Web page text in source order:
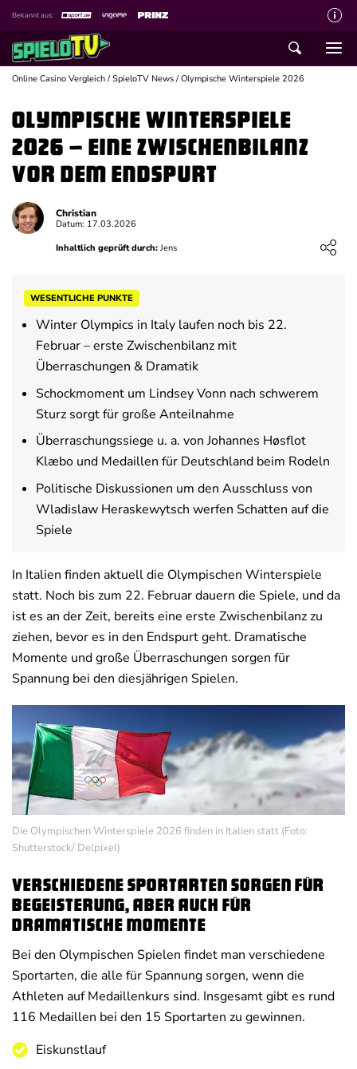
Bekannt aus:
Über spieloTV
Wie wir bewerten
Die SpieloTV Crew
Datenschutzerklärung
Haftungsausschluss für Inhalte
Schreiber gesucht
Kontakt mit spieloTV
Deals
Online Casino Vergleich /SpieloTV News /Olympische Winterspiele 2026
Olympische Winterspiele
2026 – eine Zwischenbilanz
vor dem Endspurt
Christian
Datum: 17.03.2026
Inhaltlich geprüft durch: Jens
WESENTLICHE PUNKTE
Winter Olympics in Italy laufen noch bis 22.
Februar – erste Zwischenbilanz mit
Überraschungen & Dramatik
Schockmoment um Lindsey Vonn nach schwerem
Sturz sorgt für große Anteilnahme
Überraschungssiege u. a. von Johannes Høsflot
Klæbo und Medaillen für Deutschland beim Rodeln
Politische Diskussionen um den Ausschluss von
Wladislaw Heraskewytsch werfen Schatten auf die
Spiele
In Italien finden aktuell die Olympischen Winterspiele
statt. Noch bis zum 22. Februar dauern die Spiele, und da
ist es an der Zeit, bereits eine erste Zwischenbilanz zu
ziehen, bevor es in den Endspurt geht. Dramatische
Momente und große Überraschungen sorgen für
Spannung bei den diesjährigen Spielen.
Die Olympischen Winterspiele 2026 finden in Italien statt (Foto:
Shutterstock/ Delpixel)
Verschiedene Sportarten sorgen für
Begeisterung, aber auch für
dramatische Momente
Bei den Olympischen Spielen findet man verschiedene
Sportarten, die alle für Spannung sorgen, wenn die
Athleten auf Medaillenkurs sind. Insgesamt gibt es rund
116 Medaillen bei den 15 Sportarten zu gewinnen.
Eiskunstlauf